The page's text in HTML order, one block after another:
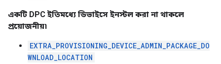
একটি DPC ইতিমধ্যে ডিভাইসে ইনস্টল করা না থাকলে
প্রয়োজনীয়৷
EXTRA_PROVISIONING_DEVICE_ADMIN_PACKAGE_DO
WNLOAD_LOCATION